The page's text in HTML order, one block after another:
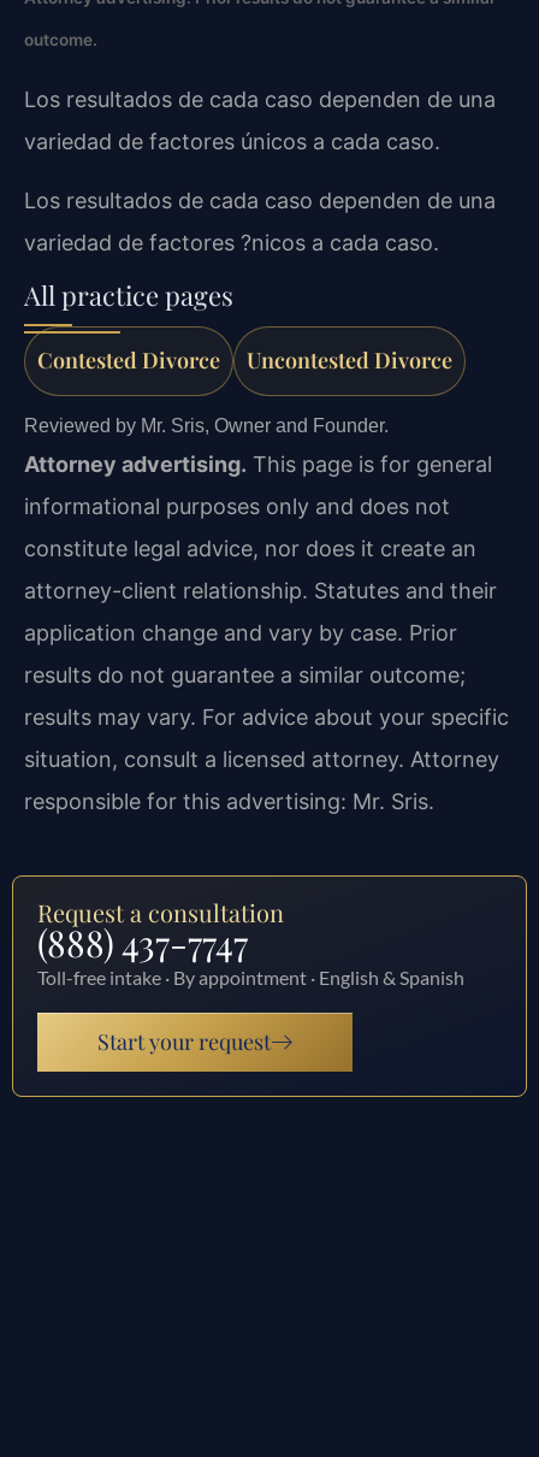
outcome.
Los resultados de cada caso dependen de una
variedad de factores únicos a cada caso.
Los resultados de cada caso dependen de una
variedad de factores ?nicos a cada caso.
All practice pages
Contested Divorce Uncontested Divorce
Reviewed by Mr. Sris, Owner and Founder.
Attorney advertising. This page is for general
informational purposes only and does not
constitute legal advice, nor does it create an
attorney-client relationship. Statutes and their
application change and vary by case. Prior
results do not guarantee a similar outcome;
results may vary. For advice about your specific
situation, consult a licensed attorney. Attorney
responsible for this advertising: Mr. Sris.
Request a consultation
(888) 437-7747
Toll-free intake · By appointment · English & Spanish
Start your request